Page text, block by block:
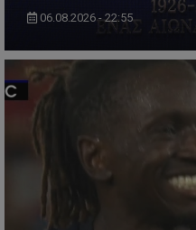
06.08.2026 - 22:55